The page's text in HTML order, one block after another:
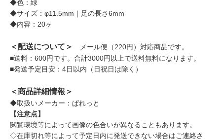
◆色：緑
◆サイズ：φ11.5mm｜足の長さ6mm
◆内容：20ヶ
＜配送について＞
メール便（220円）対応商品です。
■送料：600円です。合計3000円以上で送料無料になります。
■発送予定目安：4日以内（日祝日は除く）
＜商品詳細情報＞
◆取扱いメーカー：ぱれっと
【注意点】
閲覧環境等によって画像の色合いが異なることもあります。
◇在庫切れ等によって予定日内に発送できない場合はご連絡さ